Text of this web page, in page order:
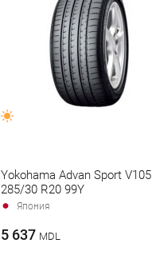
Yokohama Advan Sport V105
285/30 R20 99Y
Япония
5 637 MDL